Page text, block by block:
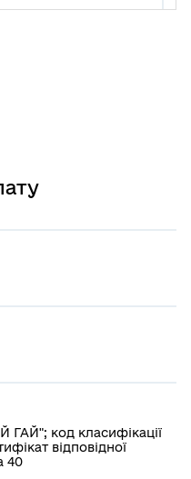
ГАЙ"; код класифікації
відповідної
40